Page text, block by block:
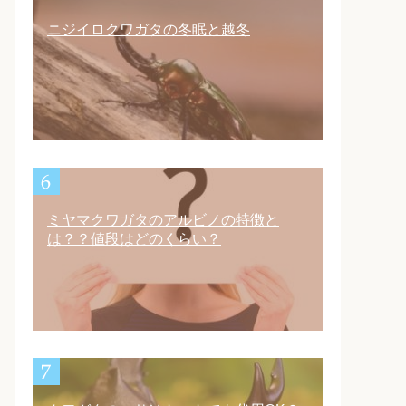
ニジイロクワガタの冬眠と越冬
ミヤマクワガタのアルビノの特徴と
は？？値段はどのくらい？